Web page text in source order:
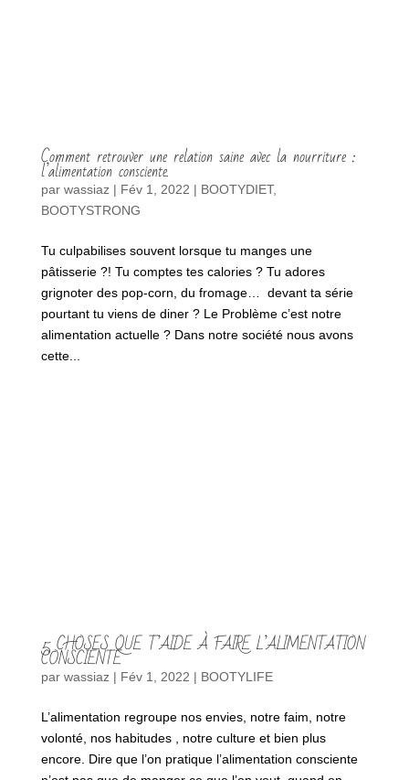
Comment retrouver une relation saine avec la nourriture :
l’alimentation consciente.
par wassiaz| Fév 1, 2022 | BOOTYDIET,
BOOTYSTRONG
Tu culpabilises souvent lorsque tu manges une
pâtisserie ?! Tu comptes tes calories ? Tu adores
grignoter des pop-corn, du fromage… devant ta série
pourtant tu viens de diner ? Le Problème c’est notre
alimentation actuelle ? Dans notre société nous avons
cette...
5 CHOSES QUE T’AIDE À FAIRE L’ALIMENTATION
CONSCIENTE
par wassiaz| Fév 1, 2022 | BOOTYLIFE
L’alimentation regroupe nos envies, notre faim, notre
volonté, nos habitudes , notre culture et bien plus
encore. Dire que l’on pratique l’alimentation consciente